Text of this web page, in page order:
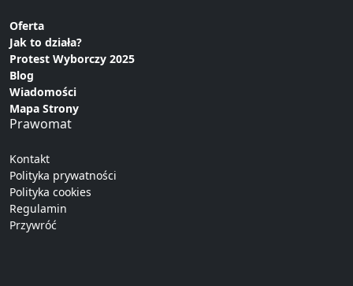
Oferta
Jak to działa?
Protest Wyborczy 2025
Blog
Wiadomości
Mapa Strony
Prawomat
Kontakt
Polityka prywatności
Polityka cookies
Regulamin
Przywróć